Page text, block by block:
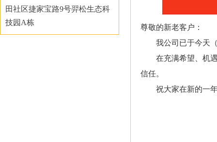
田社区捷家宝路9号羿松生态科
技园A栋
尊敬的新老客户：
我公司已于今天
在充满希望、机
信任。
祝大家在新的一